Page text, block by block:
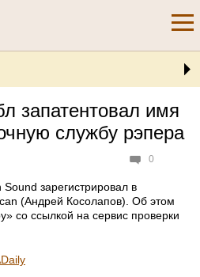
запатентовал имя
службу рэпера
0
зарегистрировал в
(Андрей Косолапов). Об этом
со ссылкой на сервис проверки